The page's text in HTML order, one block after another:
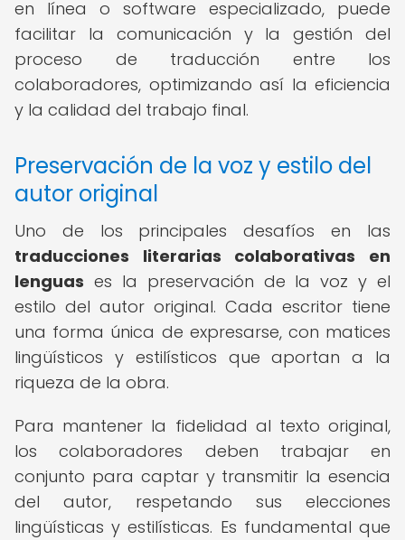
en línea o software especializado, puede
facilitar la comunicación y la gestión del
proceso de traducción entre los
colaboradores, optimizando así la eficiencia
y la calidad del trabajo final.
Preservación de la voz y estilo del
autor original
Uno de los principales desafíos en las
traducciones literarias colaborativas en
lenguas es la preservación de la voz y el
estilo del autor original. Cada escritor tiene
una forma única de expresarse, con matices
lingüísticos y estilísticos que aportan a la
riqueza de la obra.
Para mantener la fidelidad al texto original,
los colaboradores deben trabajar en
conjunto para captar y transmitir la esencia
del autor, respetando sus elecciones
lingüísticas y estilísticas. Es fundamental que